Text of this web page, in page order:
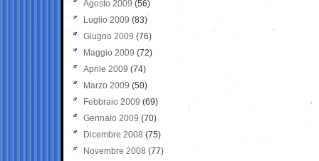
Agosto 2009 (56)
Luglio 2009 (83)
Giugno 2009 (76)
Maggio 2009 (72)
Aprile 2009 (74)
Marzo 2009 (50)
Febbraio 2009 (69)
Gennaio 2009 (70)
Dicembre 2008 (75)
Novembre 2008 (77)